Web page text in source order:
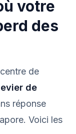
votre
des
de
de
réponse
Voici les